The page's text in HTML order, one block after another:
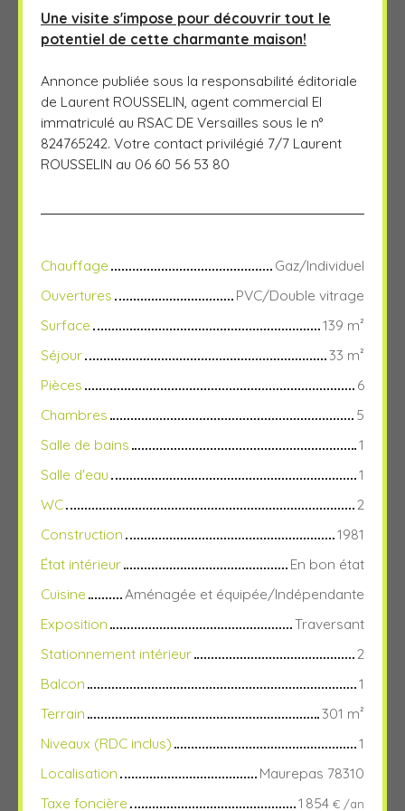
Une visite s'impose pour découvrir tout le
potentiel de cette charmante maison!
Annonce publiée sous la responsabilité éditoriale
de Laurent ROUSSELIN, agent commercial EI
immatriculé au RSAC DE Versailles sous le n°
824765242. Votre contact privilégié 7/7 Laurent
ROUSSELIN au 06 60 56 53 80
Chauffage
Gaz/Individuel
Ouvertures
PVC/Double vitrage
Surface
139 m²
Séjour
33 m²
Pièces
6
Chambres
5
Salle de bains
1
Salle d'eau
1
WC
2
Construction
1981
État intérieur
En bon état
Cuisine
Aménagée et équipée/Indépendante
Exposition
Traversant
Stationnement intérieur
2
Balcon
1
Terrain
301 m²
Niveaux (RDC inclus)
1
Localisation
Maurepas 78310
Taxe foncière
1 854 € /an